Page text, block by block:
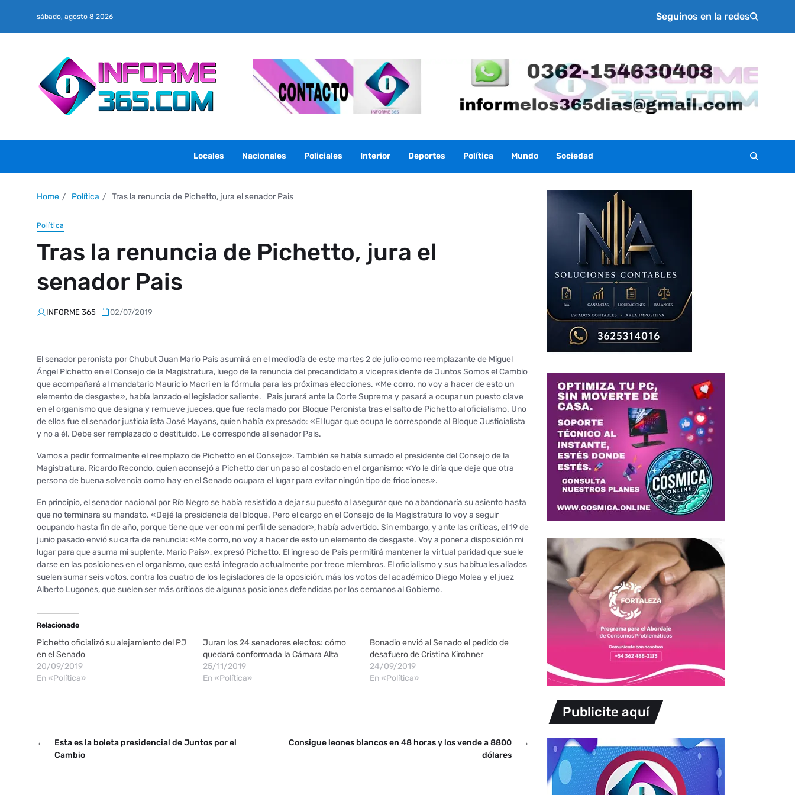
sábado, agosto 8 2026 Seguinos en la redes
Locales Nacionales Policiales Interior Deportes Política Mundo Sociedad
Home Política Tras la renuncia de Pichetto, jura el senador Pais
Política
Tras la renuncia de Pichetto, jura el
senador Pais
INFORME 365 02/07/2019
El senador peronista por Chubut Juan Mario Pais asumirá en el mediodía de este martes 2 de julio como reemplazante de Miguel
Ángel Pichetto en el Consejo de la Magistratura, luego de la renuncia del precandidato a vicepresidente de Juntos Somos el Cambio
que acompañará al mandatario Mauricio Macri en la fórmula para las próximas elecciones. «Me corro, no voy a hacer de esto un
elemento de desgaste», había lanzado el legislador saliente. Pais jurará ante la Corte Suprema y pasará a ocupar un puesto clave
en el organismo que designa y remueve jueces, que fue reclamado por Bloque Peronista tras el salto de Pichetto al oficialismo. Uno
de ellos fue el senador justicialista José Mayans, quien había expresado: «El lugar que ocupa le corresponde al Bloque Justicialista
y no a él. Debe ser remplazado o destituido. Le corresponde al senador Pais.
Vamos a pedir formalmente el reemplazo de Pichetto en el Consejo». También se había sumado el presidente del Consejo de la
Magistratura, Ricardo Recondo, quien aconsejó a Pichetto dar un paso al costado en el organismo: «Yo le diría que deje que otra
persona de buena solvencia como hay en el Senado ocupara el lugar para evitar ningún tipo de fricciones».
En principio, el senador nacional por Río Negro se había resistido a dejar su puesto al asegurar que no abandonaría su asiento hasta
que no terminara su mandato. «Dejé la presidencia del bloque. Pero el cargo en el Consejo de la Magistratura lo voy a seguir
ocupando hasta fin de año, porque tiene que ver con mi perfil de senador», había advertido. Sin embargo, y ante las críticas, el 19 de
junio pasado envió su carta de renuncia: «Me corro, no voy a hacer de esto un elemento de desgaste. Voy a poner a disposición mi
lugar para que asuma mi suplente, Mario Pais», expresó Pichetto. El ingreso de Pais permitirá mantener la virtual paridad que suele
darse en las posiciones en el organismo, que está integrado actualmente por trece miembros. El oficialismo y sus habituales aliados
suelen sumar seis votos, contra los cuatro de los legisladores de la oposición, más los votos del académico Diego Molea y el juez
Alberto Lugones, que suelen ser más críticos de algunas posiciones defendidas por los cercanos al Gobierno.
Relacionado
Pichetto oficializó su alejamiento del PJ
en el Senado
20/09/2019
En «Política»
Juran los 24 senadores electos: cómo
quedará conformada la Cámara Alta
25/11/2019
En «Política»
Bonadio envió al Senado el pedido de
desafuero de Cristina Kirchner
24/09/2019
En «Política»
←
Esta es la boleta presidencial de Juntos por el
Cambio
→
Consigue leones blancos en 48 horas y los vende a 8800
dólares
Publicite aquí